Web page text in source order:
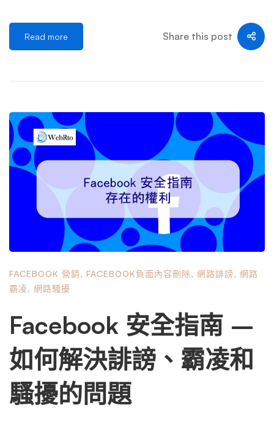
公司簡介提供緊急支援。 嗯，你並不孤單。 在線上支援時
代，我們習慣能夠輕鬆地與企業取得聯繫。現在，線上聊
性，但這並非不可能。 讓我們來看看聯絡 Facebook 支援團
隊的最佳方式。 目錄 在聯繫 Facebook 支援之前 如何為聯
絡 Facebook 支援做好準備？ 如果您是廣告商，通常會詢
問您一件事，那就是您的廣告帳戶的 ID。如果適用，它也
可以是目錄 ID 和/或特定廣告 ID。 在某些時候，Facebook
可能會出現錯誤，許多功能將無法正常運作。您應該等待幾
個小時，只有在該時間過後情況仍未恢復正常時才聯繫支援
人員。同時，您可以嘗試尋找社交媒體群組 – …
Read more Share this post
FACEBOOK 營銷, FACEBOOK負面內容刪除, 網路誹謗, 網路
霸凌, 網路騷擾
Facebook 安全指南 –
如何解決誹謗、霸凌和
騷擾的問題